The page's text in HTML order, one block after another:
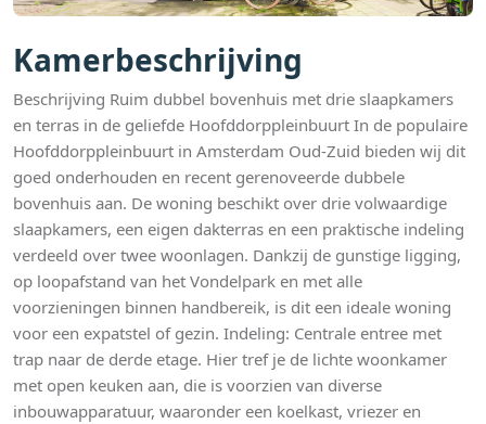
Kamerbeschrijving
Beschrijving Ruim dubbel bovenhuis met drie slaapkamers
en terras in de geliefde Hoofddorppleinbuurt In de populaire
Hoofddorppleinbuurt in Amsterdam Oud-Zuid bieden wij dit
goed onderhouden en recent gerenoveerde dubbele
bovenhuis aan. De woning beschikt over drie volwaardige
slaapkamers, een eigen dakterras en een praktische indeling
verdeeld over twee woonlagen. Dankzij de gunstige ligging,
op loopafstand van het Vondelpark en met alle
voorzieningen binnen handbereik, is dit een ideale woning
voor een expatstel of gezin. Indeling: Centrale entree met
trap naar de derde etage. Hier tref je de lichte woonkamer
met open keuken aan, die is voorzien van diverse
inbouwapparatuur, waaronder een koelkast, vriezer en